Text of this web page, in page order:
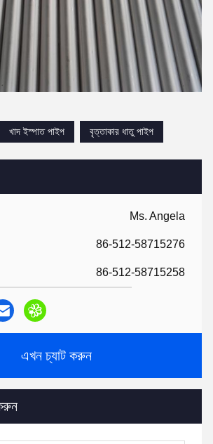
Ms. Angela
86-512-58715276
86-512-58715258
এখন চ্যাট করুন
খাদ ইস্পাত পাইপ বৃত্তাকার ধাতু পাইপ